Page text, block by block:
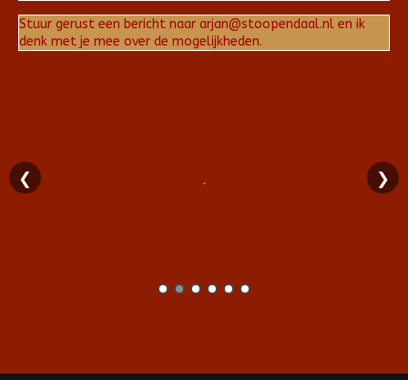
Stuur gerust een bericht naar arjan@stoopendaal.nl en ik
denk met je mee over de mogelijkheden.
❮ ❯